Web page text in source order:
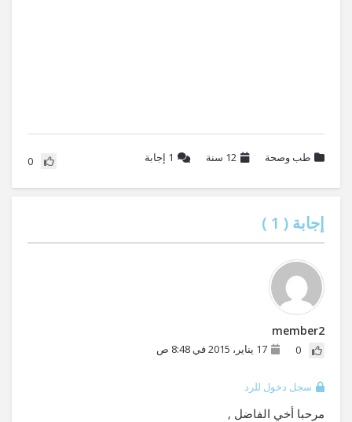
طب وصحة 12 سنة 1 إجابة 0
إجابة ( 1
)
member2
0 17 يناير، 2015 في 8:48 ص
سجل دخول للرد
مرحبا أخي الفاضل ,